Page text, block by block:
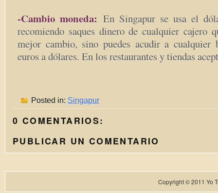
-Cambio moneda: En Singapur se usa el
recomiendo saques dinero de cualquier cajero
mejor cambio, sino puedes acudir a cualquier
euros a dólares. En los restaurantes y tiendas
Posted in: Singapur
0 COMENTARIOS:
PUBLICAR UN COMENTARIO
Copyright © 2011 Yo